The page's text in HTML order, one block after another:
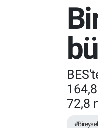
72,8
#Bireysel
Namaz Vakitleri
Trafik Durumu
Süper Lig Puan
Tüm Manşetler
Son Dakika